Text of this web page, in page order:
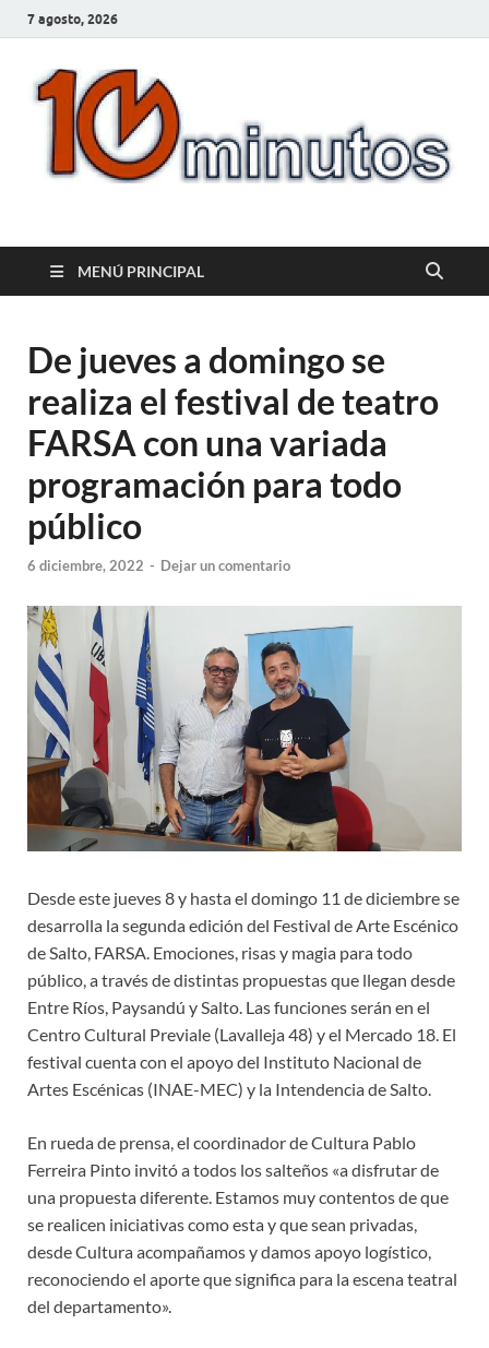
7 agosto, 2026
10minutos.com.uy
MENÚ PRINCIPAL
De jueves a domingo se
realiza el festival de teatro
FARSA con una variada
programación para todo
público
6 diciembre, 2022 - Dejar un comentario
Desde este jueves 8 y hasta el domingo 11 de diciembre se
desarrolla la segunda edición del Festival de Arte Escénico
de Salto, FARSA. Emociones, risas y magia para todo
público, a través de distintas propuestas que llegan desde
Entre Ríos, Paysandú y Salto. Las funciones serán en el
Centro Cultural Previale (Lavalleja 48) y el Mercado 18. El
festival cuenta con el apoyo del Instituto Nacional de
Artes Escénicas (INAE-MEC) y la Intendencia de Salto.
En rueda de prensa, el coordinador de Cultura Pablo
Ferreira Pinto invitó a todos los salteños «a disfrutar de
una propuesta diferente. Estamos muy contentos de que
se realicen iniciativas como esta y que sean privadas,
desde Cultura acompañamos y damos apoyo logístico,
reconociendo el aporte que significa para la escena teatral
del departamento».